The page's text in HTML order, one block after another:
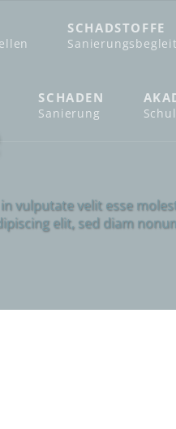
SCHADSTOFFE
SCHADEN
Sanierung
vulputate velit esse
elit, sed diam